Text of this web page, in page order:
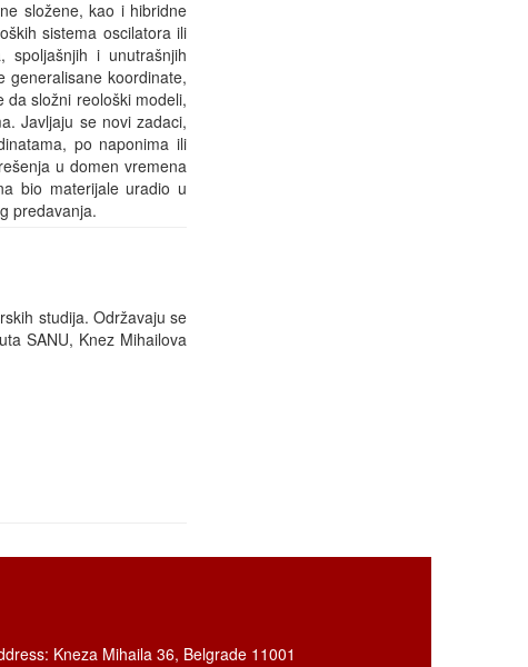
složene, kao i hibridne
sistema oscilatora ili
spoljašnjih i unutrašnjih
generalisane koordinate,
da složni reološki modeli,
Javljaju se novi zadaci,
po naponima ili
u domen vremena
bio materijale uradio u
predavanja.
studija. Održavaju se
SANU, Knez Mihailova
Kneza Mihaila 36, Belgrade 11001